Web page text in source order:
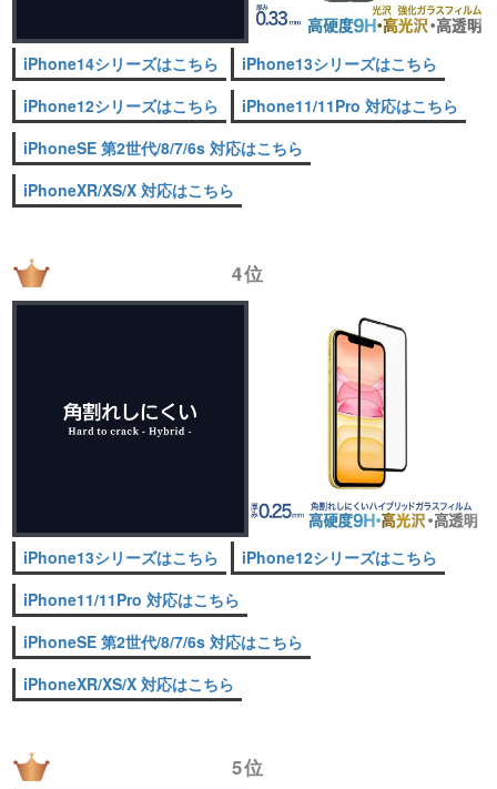
iPhone14シリーズはこちら
iPhone13シリーズはこちら
iPhone12シリーズはこちら
iPhone11/11Pro 対応はこちら
iPhoneSE 第2世代/8/7/6s 対応はこちら
iPhoneXR/XS/X 対応はこちら
4位
iPhone13シリーズはこちら
iPhone12シリーズはこちら
iPhone11/11Pro 対応はこちら
iPhoneSE 第2世代/8/7/6s 対応はこちら
iPhoneXR/XS/X 対応はこちら
5位